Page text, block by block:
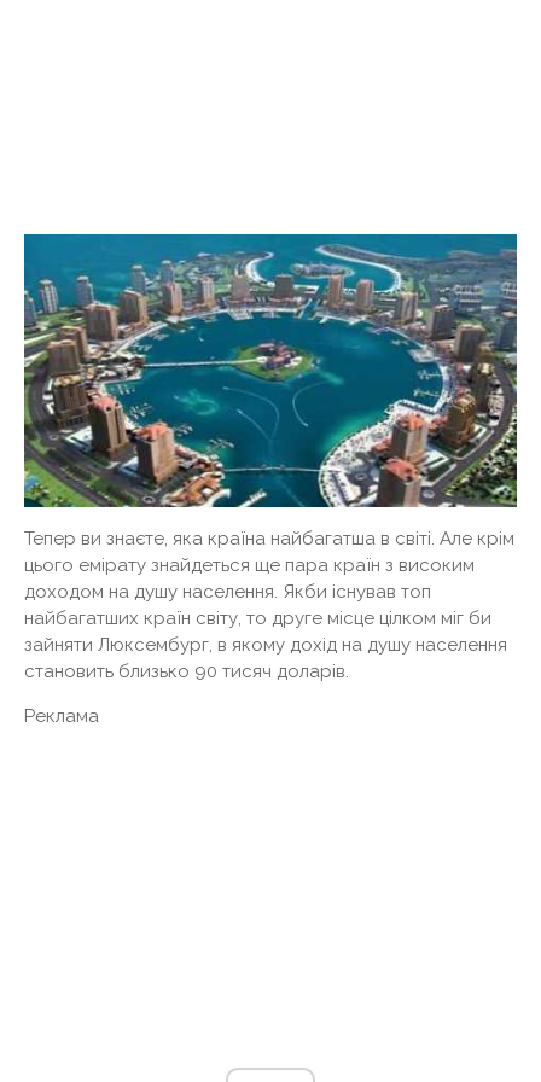
Тепер ви знаєте, яка країна найбагатша в світі. Але крім
цього емірату знайдеться ще пара країн з високим
доходом на душу населення. Якби існував топ
найбагатших країн світу, то друге місце цілком міг би
зайняти Люксембург, в якому дохід на душу населення
становить близько 90 тисяч доларів.
Реклама